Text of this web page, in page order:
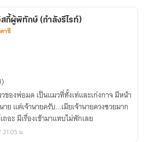
กี้ผู้พิทักษ์ (กำลังรีไรท์)
าซี
ของพ่อมด เป็นแมวที่ทั้งเท่และเก่งกาจ มีหน้า
ย แต่เจ้านายครับ...เมียเจ้านายดวงซวยมาก
ถอะ มีเรื่องเข้ามาแทบไม่พักเลย
น.